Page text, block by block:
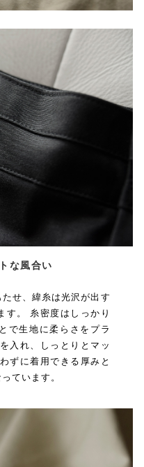
な風合い
せ、緯糸は光沢が出す
す。 糸密度はしっかり
で生地に柔らさをプラ
入れ、しっとりとマッ
ずに着用できる厚みと
ています。